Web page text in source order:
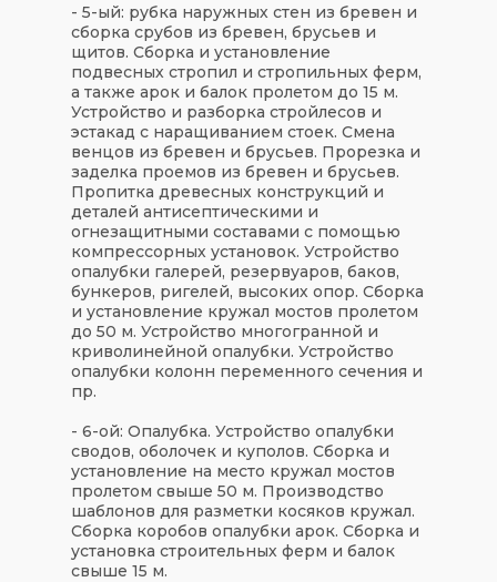
- 5-ый: рубка наружных стен из бревен и
сборка срубов из бревен, брусьев и
щитов. Сборка и установление
подвесных стропил и стропильных ферм,
а также арок и балок пролетом до 15 м.
Устройство и разборка стройлесов и
эстакад с наращиванием стоек. Смена
венцов из бревен и брусьев. Прорезка и
заделка проемов из бревен и брусьев.
Пропитка древесных конструкций и
деталей антисептическими и
огнезащитными составами с помощью
компрессорных установок. Устройство
опалубки галерей, резервуаров, баков,
бункеров, ригелей, высоких опор. Сборка
и установление кружал мостов пролетом
до 50 м. Устройство многогранной и
криволинейной опалубки. Устройство
опалубки колонн переменного сечения и
пр.
- 6-ой: Опалубка. Устройство опалубки
сводов, оболочек и куполов. Сборка и
установление на место кружал мостов
пролетом свыше 50 м. Производство
шаблонов для разметки косяков кружал.
Сборка коробов опалубки арок. Сборка и
установка строительных ферм и балок
свыше 15 м.